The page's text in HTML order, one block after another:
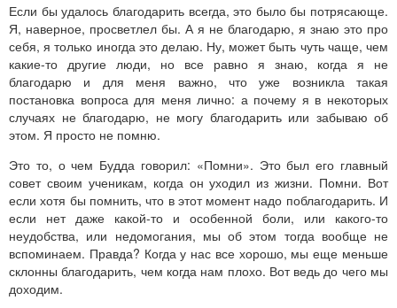
Если бы удалось благодарить всегда, это было бы потрясающе.
Я, наверное, просветлел бы. А я не благодарю, я знаю это про
себя, я только иногда это делаю. Ну, может быть чуть чаще, чем
какие-то другие люди, но все равно я знаю, когда я не
благодарю и для меня важно, что уже возникла такая
постановка вопроса для меня лично: а почему я в некоторых
случаях не благодарю, не могу благодарить или забываю об
этом. Я просто не помню.
Это то, о чем Будда говорил: «Помни». Это был его главный
совет своим ученикам, когда он уходил из жизни. Помни. Вот
если хотя бы помнить, что в этот момент надо поблагодарить. И
если нет даже какой-то и особенной боли, или какого-то
неудобства, или недомогания, мы об этом тогда вообще не
вспоминаем. Правда? Когда у нас все хорошо, мы еще меньше
склонны благодарить, чем когда нам плохо. Вот ведь до чего мы
доходим.